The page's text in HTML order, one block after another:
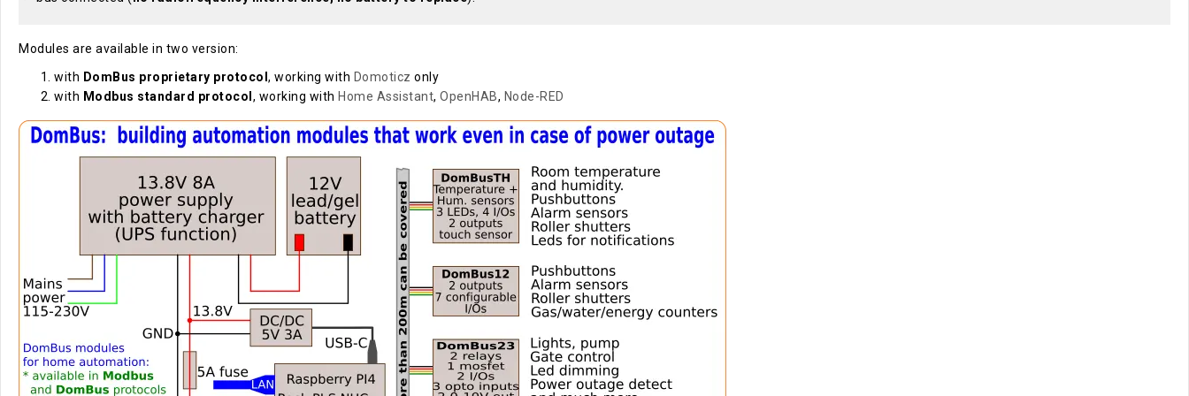
Modules are available in two version:
with DomBus proprietary protocol , working with Domoticz only
with Modbus standard protocol , working with Home Assistant, OpenHAB, Node-RED